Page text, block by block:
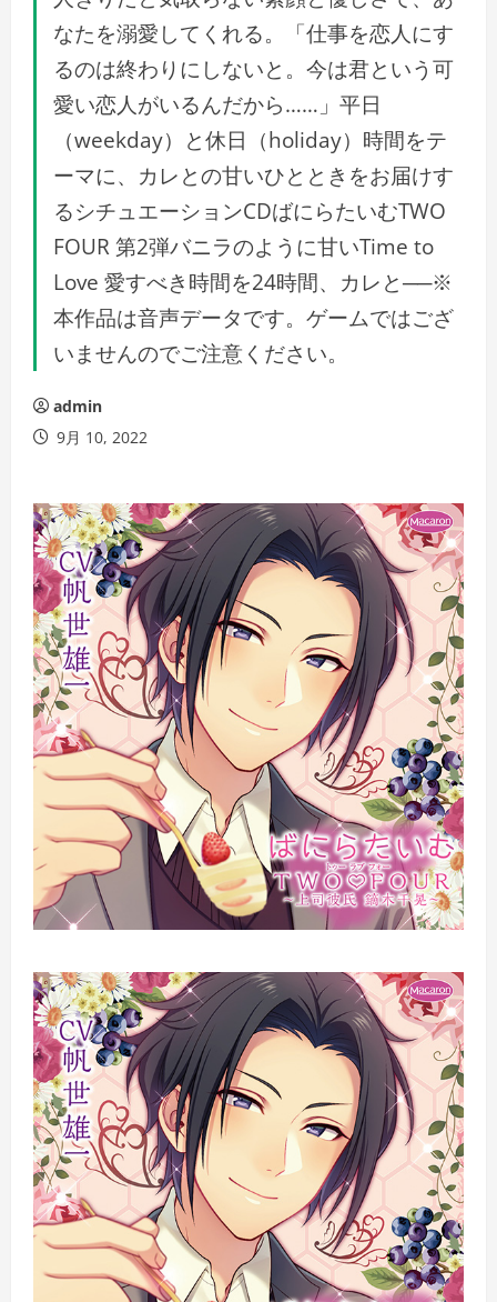
なたを溺愛してくれる。「仕事を恋人にす
るのは終わりにしないと。今は君という可
愛い恋人がいるんだから……」平日
（weekday）と休日（holiday）時間をテ
ーマに、カレとの甘いひとときをお届けす
るシチュエーションCDばにらたいむTWO
FOUR 第2弾バニラのように甘いTime to
Love 愛すべき時間を24時間、カレと──※
本作品は音声データです。ゲームではござ
いませんのでご注意ください。
admin
9月 10, 2022